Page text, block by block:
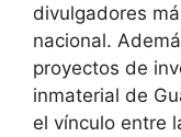
divulgadores
nacional.
proyectos de
inmaterial de
el vínculo entre